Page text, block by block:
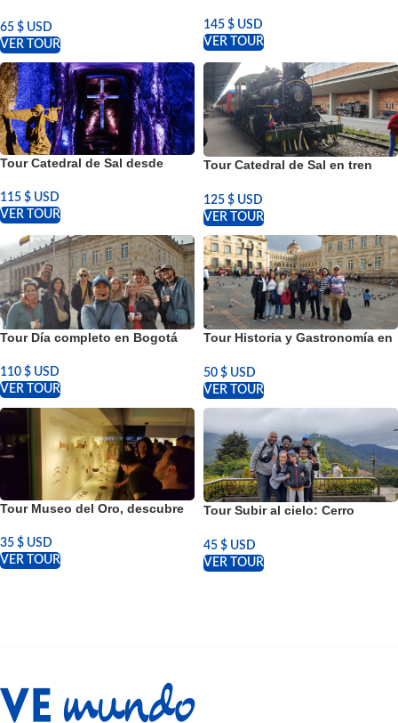
65 $ USD
VER TOUR
145 $ USD
VER TOUR
Tour Catedral de Sal desde
115 $ USD
VER TOUR
Tour Catedral de Sal en tren
125 $ USD
VER TOUR
Tour Día completo en Bogotá
110 $ USD
VER TOUR
Tour Historia y Gastronomía en
50 $ USD
VER TOUR
Tour Museo del Oro, descubre
Colombia
35 $ USD
VER TOUR
Tour Subir al cielo: Cerro
45 $ USD
VER TOUR